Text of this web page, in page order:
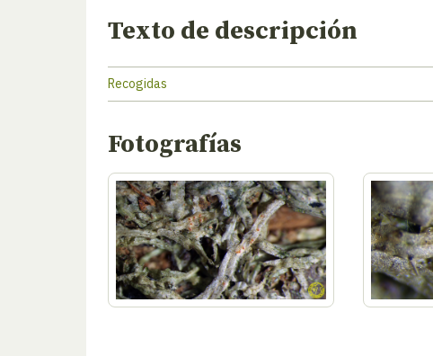
Texto de descripción
Recogidas
Fotografías